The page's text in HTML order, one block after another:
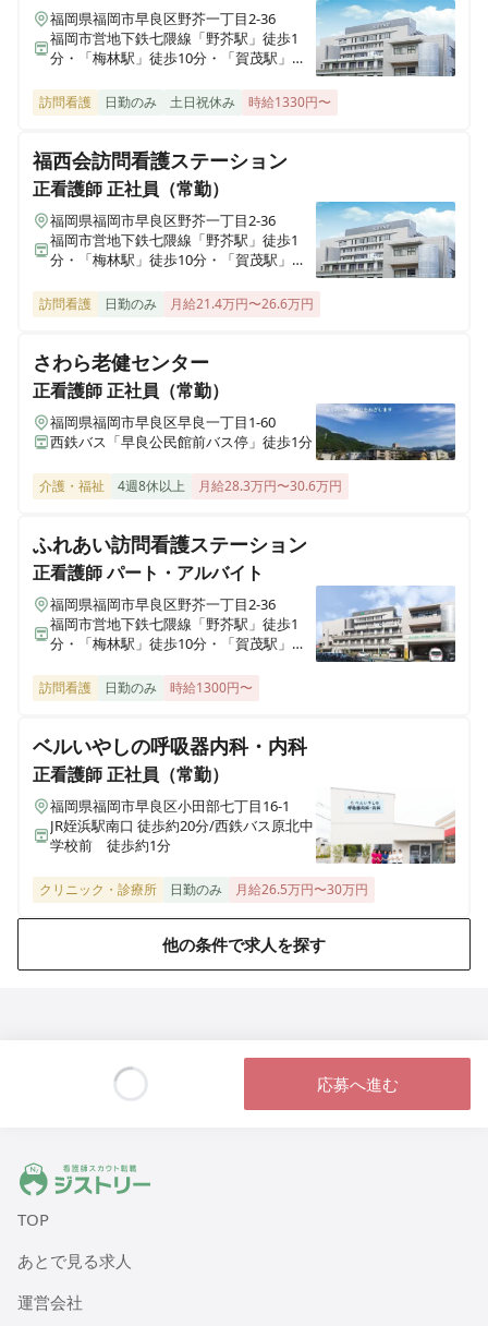
エスペラル城東
大阪府大阪市城東区鴫野西四丁目1-24
大阪府羽曳野市はびきの二丁目8-2
カリエール茨木
大阪府茨木市東太田四丁目6-16
アクアマリーン西宮浜
兵庫県西宮市西宮浜四丁目15-2
ウエルハウス尼崎
兵庫県尼崎市杭瀬南新町四丁目5-3
はぴね神戸魚崎弐番館
兵庫県神戸市東灘区魚崎南町八丁目10-7
はぴね別府流川
大分県別府市秋葉町9-18
福岡県福岡市早良区野芥一丁目2-36
福岡市営地下鉄七隈線「野芥駅」徒歩1
分・「梅林駅」徒歩10分・「賀茂駅」徒
訪問看護 日勤のみ 土日祝休み 時給1330円〜
福西会訪問看護ステーション
正看護師正社員（常勤）
福岡県福岡市早良区野芥一丁目2-36
福岡市営地下鉄七隈線「野芥駅」徒歩1
分・「梅林駅」徒歩10分・「賀茂駅」徒
訪問看護 日勤のみ 月給21.4万円〜26.6万円
さわら老健センター
正看護師正社員（常勤）
福岡県福岡市早良区早良一丁目1-60
西鉄バス「早良公民館前バス停」徒歩1分
介護・福祉 4週8休以上 月給28.3万円〜30.6万円
ふれあい訪問看護ステーション
正看護師パート・アルバイト
福岡県福岡市早良区野芥一丁目2-36
福岡市営地下鉄七隈線「野芥駅」徒歩1
分・「梅林駅」徒歩10分・「賀茂駅」徒
訪問看護 日勤のみ 時給1300円〜
ベルいやしの呼吸器内科・内科
正看護師正社員（常勤）
福岡県福岡市早良区小田部七丁目16-1
JR姪浜駅南口 徒歩約20分/西鉄バス原北中
学校前 徒歩約1分
クリニック・診療所 日勤のみ 月給26.5万円〜30万円
他の条件で求人を探す
応募へ進む
ジストリー 看護師の転職マッチング
TOP
あとで見る求人
運営会社